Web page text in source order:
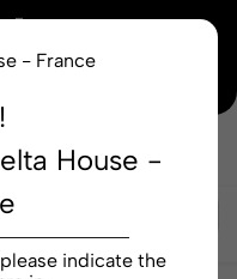
- France
House -
indicate the
France
derniers détails. Merci de votre